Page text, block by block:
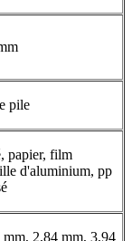
pile
papier, film
d'aluminium, pp
2,84 mm, 3,94